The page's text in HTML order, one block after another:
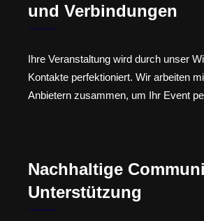
und Verbindungen
Ihre Veranstaltung wird durch unser
Kontakte perfektioniert. Wir arbeiten
Anbietern zusammen, um Ihr Event
Nachhaltige
Unterstützung